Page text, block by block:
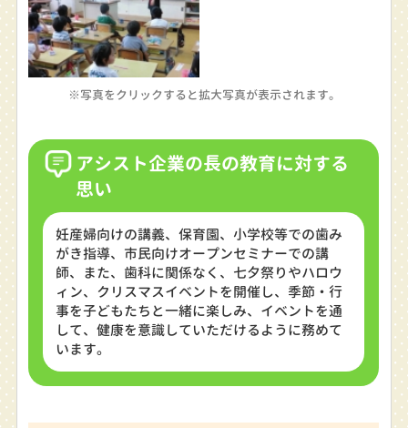
※写真をクリックすると拡大写真が表示されます。
アシスト企業の長の教育に対する
思い
妊産婦向けの講義、保育園、小学校等での歯み
がき指導、市民向けオープンセミナーでの講
師、また、歯科に関係なく、七夕祭りやハロウ
ィン、クリスマスイベントを開催し、季節・行
事を子どもたちと一緒に楽しみ、イベントを通
して、健康を意識していただけるように務めて
います。